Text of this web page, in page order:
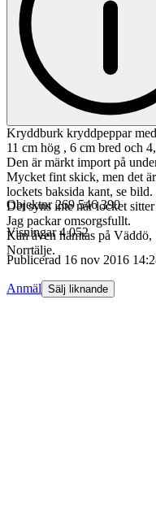
Kryddburk kryddpeppar
11 cm hög , 6 cm bred och
Den är märkt import på
Mycket fint skick, men det
lockets baksida kant, se bild.
Det syns inte när locket
Jag packar omsorgsfullt.
Kan även hämtas på
Norrtälje.
Objektnr 269 546 390
Visningar 4 052
Publicerad 16 nov 2016
Anmäl Sälj liknande